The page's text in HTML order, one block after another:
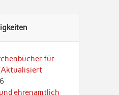
für
ehrenamtlich